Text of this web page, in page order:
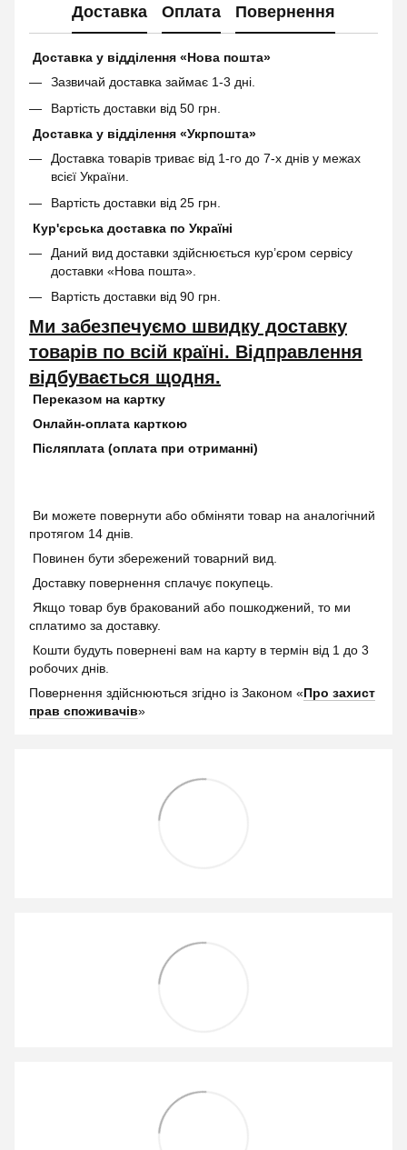
Доставка Оплата Повернення
Доставка у відділення «Нова пошта»
Зазвичай доставка займає 1-3 дні.
Вартість доставки від 50 грн.
Доставка у відділення «Укрпошта»
Доставка товарів триває від 1-го до 7-х днів у межах
всієї України.
Вартість доставки від 25 грн.
Кур'єрська доставка по Україні
Даний вид доставки здійснюється кур’єром сервісу
доставки «Нова пошта».
Вартість доставки від 90 грн.
Ми забезпечуємо швидку доставку
товарів по всій країні. Відправлення
відбувається щодня.
Переказом на картку
Онлайн-оплата карткою
Післяплата (оплата при отриманні)
Ви можете повернути або обміняти товар на аналогічний
протягом 14 днів.
Повинен бути збережений товарний вид.
Доставку повернення сплачує покупець.
Якщо товар був бракований або пошкоджений, то ми
сплатимо за доставку.
Кошти будуть повернені вам на карту в термін від 1 до 3
робочих днів.
Повернення здійснюються згідно із Законом «Про захист
прав споживачів»